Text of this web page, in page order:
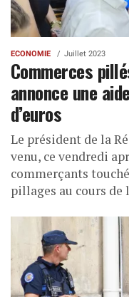
ECONOMIE Juillet 2023
Commerces
annonce une
d’euros
Le président de la
venu, ce vendredi
commerçants
pillages au cours de